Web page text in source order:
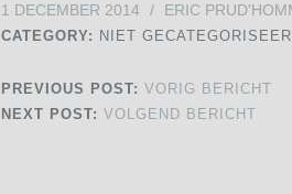
1 DECEMBER 2014 / ERIC
CATEGORY: NIET
PREVIOUS POST: VORIG BERICHT
NEXT POST: VOLGEND BERICHT